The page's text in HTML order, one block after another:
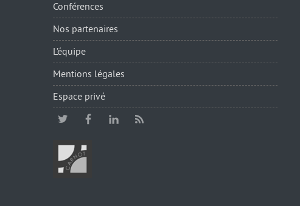
Conférences
Nos partenaires
L’équipe
Mentions légales
Espace privé